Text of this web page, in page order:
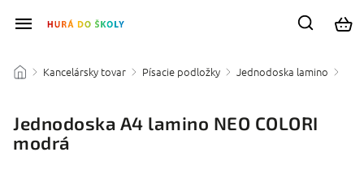
/ Kancelársky tovar / Písacie podložky / Jednodoska lamino /
Jednodoska A4 lamino NEO COLORI
modrá